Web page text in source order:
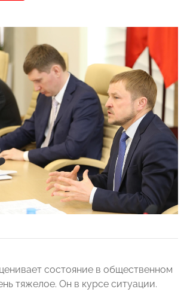
состояние в общественном
тяжелое. Он в курсе ситуации.